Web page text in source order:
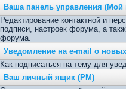
Ваша панель управления
Редактирование контактной и
подписи, настроек форума, а
форума.
Уведомление на e-mail о
Как подписаться на тему для
Ваш личный ящик (PM)